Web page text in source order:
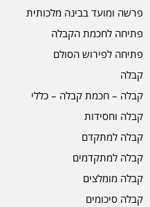
פרשה ומועד בבינה מלכותית
פתיחה לחכמת הקבלה
פתיחה לפירוש הסולם
קבלה
קבלה – חכמת קבלה – כללי
קבלה וחסידות
קבלה למתקדם
קבלה למתקדמים
קבלה מומלצים
קבלה סיכומים